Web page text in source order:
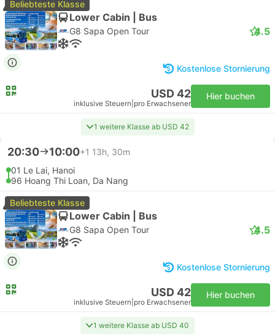
Beliebteste Klasse
Lower Cabin | Bus
G8 Sapa Open Tour 4.5
Kostenlose Stornierung
USD 42
inklusive Steuern pro Erwachsener
Hier buchen
1 weitere Klasse ab USD 42
20:30 10:00+1 13h, 30m
01 Le Lai, Hanoi
96 Hoang Thi Loan, Da Nang
Beliebteste Klasse
Lower Cabin | Bus
G8 Sapa Open Tour 4.5
Kostenlose Stornierung
USD 42
inklusive Steuern pro Erwachsener
Hier buchen
1 weitere Klasse ab USD 40